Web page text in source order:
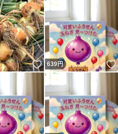
いいね！
639円